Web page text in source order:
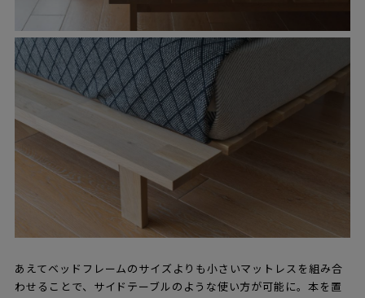
あえてベッドフレームのサイズよりも小さいマットレスを組み合
わせることで、サイドテーブルのような使い方が可能に。本を置